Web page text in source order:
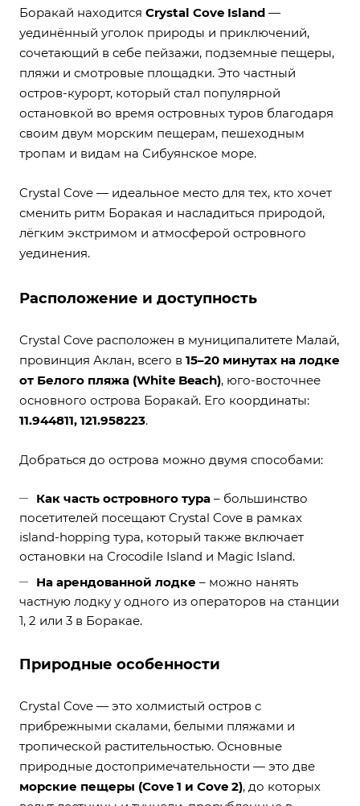
Боракай находится Crystal Cove Island —
уединённый уголок природы и приключений,
сочетающий в себе пейзажи, подземные пещеры,
пляжи и смотровые площадки. Это частный
остров-курорт, который стал популярной
остановкой во время островных туров благодаря
своим двум морским пещерам, пешеходным
тропам и видам на Сибуянское море.
Crystal Cove — идеальное место для тех, кто хочет
сменить ритм Боракая и насладиться природой,
лёгким экстримом и атмосферой островного
уединения.
Расположение и доступность
Crystal Cove расположен в муниципалитете Малай,
провинция Аклан, всего в 15–20 минутах на лодке
от Белого пляжа (White Beach), юго-восточнее
основного острова Боракай. Его координаты:
11.944811, 121.958223.
Добраться до острова можно двумя способами:
Как часть островного тура – большинство
посетителей посещают Crystal Cove в рамках
island-hopping тура, который также включает
остановки на Crocodile Island и Magic Island.
На арендованной лодке – можно нанять
частную лодку у одного из операторов на станции
1, 2 или 3 в Боракае.
Природные особенности
Crystal Cove — это холмистый остров с
прибрежными скалами, белыми пляжами и
тропической растительностью. Основные
природные достопримечательности — это две
морские пещеры (Cove 1 и Cove 2), до которых